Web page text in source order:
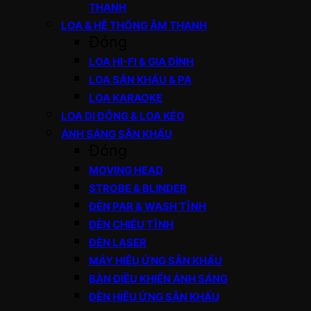
THANH
LOA & HỆ THỐNG ÂM THANH
LOA HI-FI & GIA ĐÌNH
LOA SÂN KHẤU & PA
LOA KARAOKE
LOA DI ĐỘNG & LOA KÉO
ÁNH SÁNG SÂN KHẤU
MOVING HEAD
STROBE & BLINDER
ĐÈN PAR & WASH TĨNH
ĐÈN CHIẾU TĨNH
ĐÈN LASER
MÁY HIỆU ỨNG SÂN KHẤU
BÀN ĐIỀU KHIỂN ÁNH SÁNG
ĐÈN HIỆU ỨNG SÂN KHẤU